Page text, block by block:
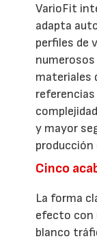
VarioFit
adapta
perfiles de
materiales
y mayor
Cinco
La forma
efecto con
blanco